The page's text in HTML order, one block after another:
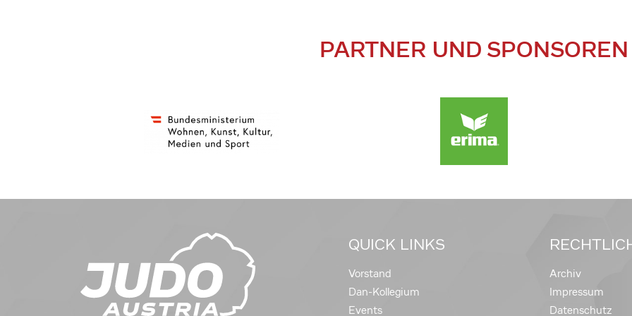
PARTNER UND SPONSOREN
QUICK LINKS
Vorstand
Dan-Kollegium
Events
Archiv
Impressum
Datenschutz